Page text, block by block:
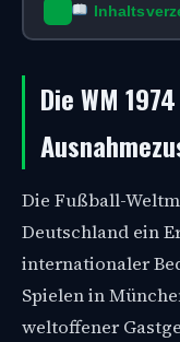
Die WM
Die Fußball-
Deutschland ein
internationaler
Spielen in
weltoffener